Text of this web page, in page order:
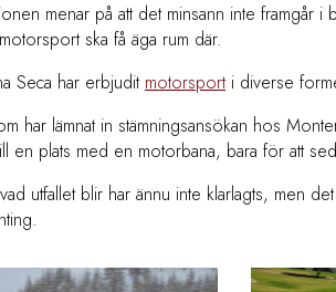
menar på att det minsann inte framgår
ska få äga rum där.
Seca har erbjudit motorsporti diverse
har lämnat in stämningsansökan hos
en plats med en motorbana, bara för att
vad utfallet blir har ännu inte klarlagts, men